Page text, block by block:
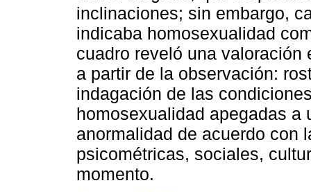
inclinaciones; sin embargo,
indicaba homosexualidad
cuadro reveló una
a partir de la observación:
indagación de las
homosexualidad apegadas a
anormalidad de acuerdo con
psicométricas, sociales,
momento.